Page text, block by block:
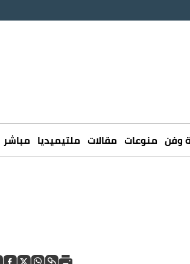
وفن منوعات مقالات ملتيميديا مباشر